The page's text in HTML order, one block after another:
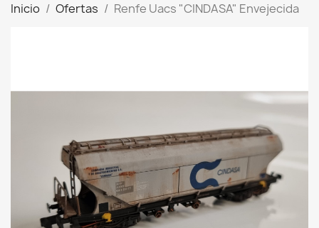
Inicio Ofertas Renfe Uacs "CINDASA" Envejecida